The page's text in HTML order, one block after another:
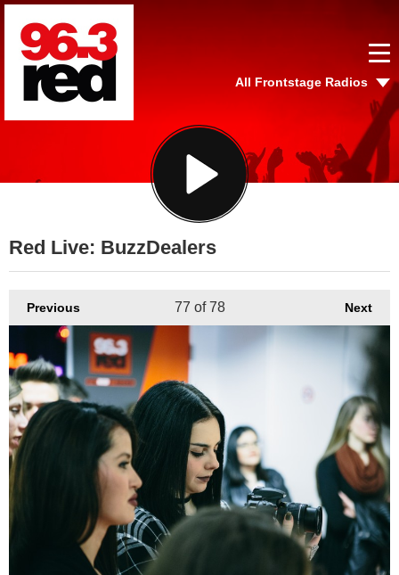
All Frontstage Radios
Red Live: BuzzDealers
Previous Next
77 of 78